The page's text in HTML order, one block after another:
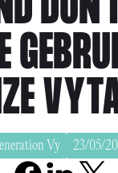
Vy 23/05/